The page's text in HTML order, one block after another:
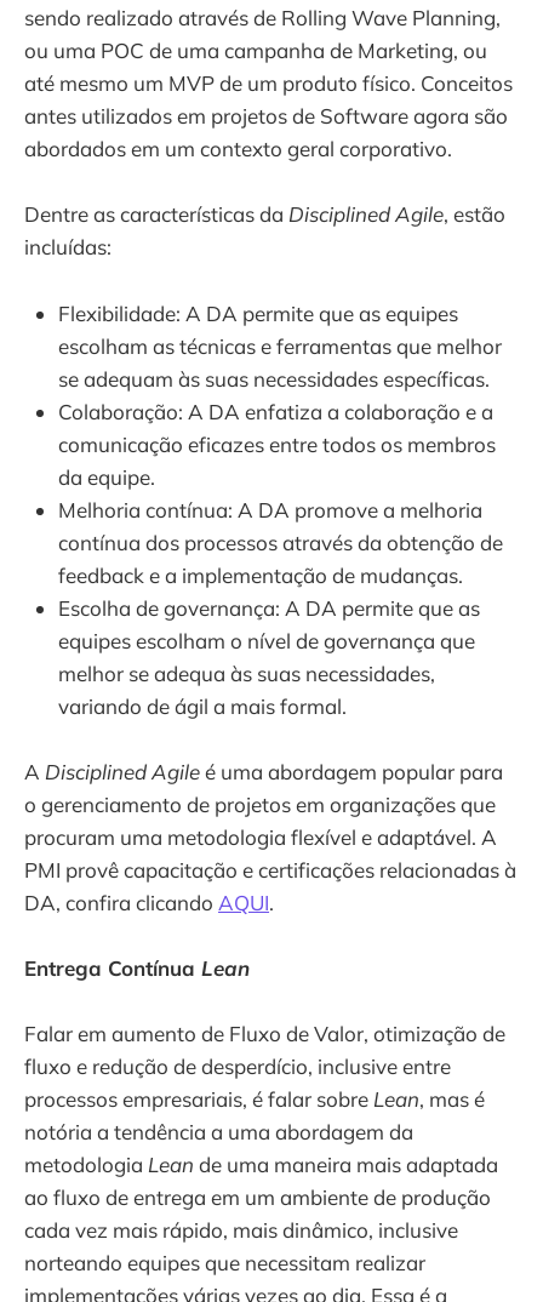
sendo realizado através de Rolling Wave Planning,
ou uma POC de uma campanha de Marketing, ou
até mesmo um MVP de um produto físico. Conceitos
antes utilizados em projetos de Software agora são
abordados em um contexto geral corporativo.
Dentre as características da Disciplined Agile, estão
incluídas:
Flexibilidade: A DA permite que as equipes
escolham as técnicas e ferramentas que melhor
se adequam às suas necessidades específicas.
Colaboração: A DA enfatiza a colaboração e a
comunicação eficazes entre todos os membros
da equipe.
Melhoria contínua: A DA promove a melhoria
contínua dos processos através da obtenção de
feedback e a implementação de mudanças.
Escolha de governança: A DA permite que as
equipes escolham o nível de governança que
melhor se adequa às suas necessidades,
variando de ágil a mais formal.
A Disciplined Agileé uma abordagem popular para
o gerenciamento de projetos em organizações que
procuram uma metodologia flexível e adaptável. A
PMI provê capacitação e certificações relacionadas à
DA, confira clicando AQUI.
Entrega Contínua Lean
Falar em aumento de Fluxo de Valor, otimização de
fluxo e redução de desperdício, inclusive entre
processos empresariais, é falar sobre Lean, mas é
notória a tendência a uma abordagem da
metodologia Lean de uma maneira mais adaptada
ao fluxo de entrega em um ambiente de produção
cada vez mais rápido, mais dinâmico, inclusive
norteando equipes que necessitam realizar
implementações várias vezes ao dia. Essa é a